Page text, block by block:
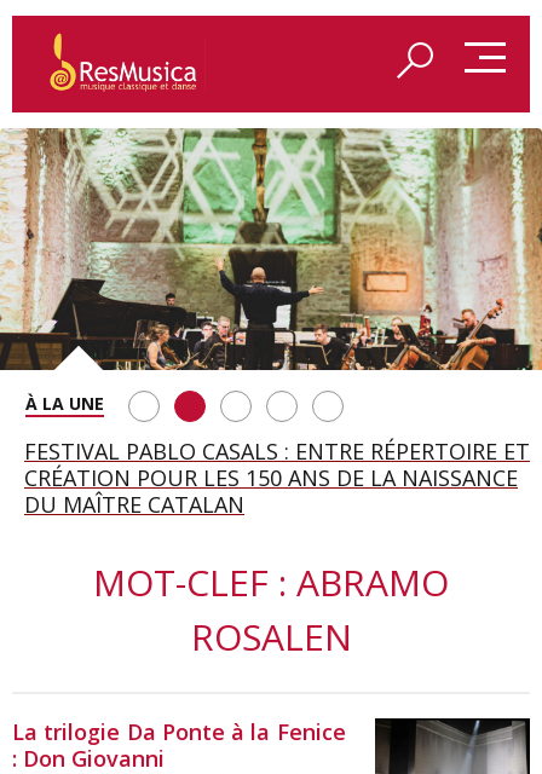
SAINT FRANÇOIS D’ASSISE À SALZBOURG, UNE
SOIRÉE IMMENSE PORTÉE PAR ROMEO
CASTELLUCCI ET MAXIME PASCAL
FESTIVAL PABLO CASALS : ENTRE RÉPERTOIRE ET
CRÉATION POUR LES 150 ANS DE LA NAISSANCE
DU MAÎTRE CATALAN
A BAYREUTH, LE 150E ANNIVERSAIRE DU RING
WAGNÉRIEN GÉNÉRÉ PAR L’IA
BETSY JOLAS FÊTE SON CENTIÈME
ANNIVERSAIRE
GEORGE BENJAMIN : « MES PARENTS AVAIENT
CETTE EXIGENCE DE L’OBJET CISELÉ »
MOT-CLEF : ABRAMO
ROSALEN
La trilogie Da Ponte à la Fenice
: Don Giovanni